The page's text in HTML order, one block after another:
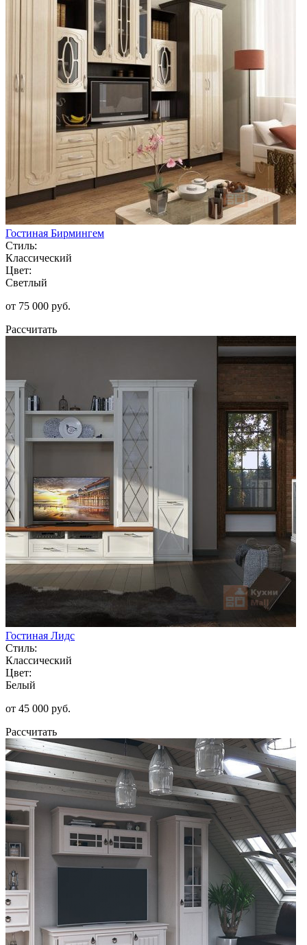
Гостиная Бирмингем
Стиль:
Классический
Цвет:
Светлый
от 75 000 руб.
Рассчитать
Гостиная Лидс
Стиль:
Классический
Цвет:
Белый
от 45 000 руб.
Рассчитать